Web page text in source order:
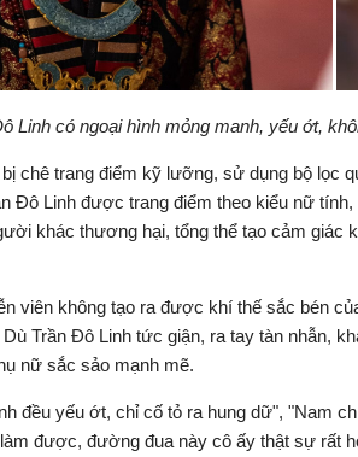
Linh có ngoại hình mỏng manh, yếu ớt,
chê trang điểm kỹ lưỡng, sử dụng bộ lọc
Đô Linh được trang điểm theo kiểu nữ
khác thương hại, tổng thể tạo cảm giác
viên không tạo ra được khí thế sắc bén
Dù Trần Đô Linh tức giận, ra tay tàn nhẫn,
nữ sắc sảo mạnh mẽ.
đều yếu ớt, chỉ cố tỏ ra hung dữ", "Nam
được, đường đua này cô ấy thật sự rất